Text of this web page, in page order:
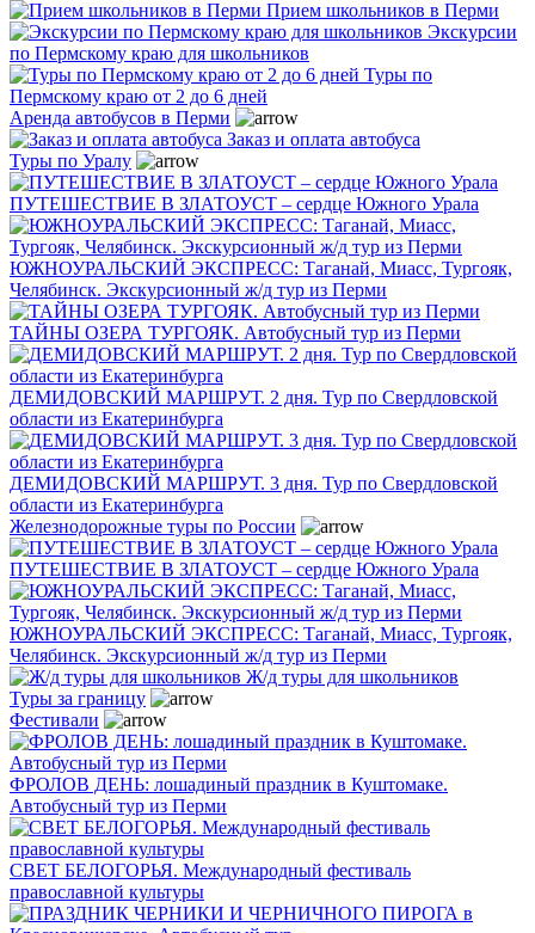
Прием школьников в Перми
Экскурсии
по Пермскому краю для школьников
Туры по
Пермскому краю от 2 до 6 дней
Аренда автобусов в Перми
Заказ и оплата автобуса
Туры по Уралу
ПУТЕШЕСТВИЕ В ЗЛАТОУСТ – сердце Южного Урала
ЮЖНОУРАЛЬСКИЙ ЭКСПРЕСС: Таганай, Миасс, Тургояк,
Челябинск. Экскурсионный ж/д тур из Перми
ТАЙНЫ ОЗЕРА ТУРГОЯК. Автобусный тур из Перми
ДЕМИДОВСКИЙ МАРШРУТ. 2 дня. Тур по Свердловской
области из Екатеринбурга
ДЕМИДОВСКИЙ МАРШРУТ. 3 дня. Тур по Свердловской
области из Екатеринбурга
Железнодорожные туры по России
ПУТЕШЕСТВИЕ В ЗЛАТОУСТ – сердце Южного Урала
ЮЖНОУРАЛЬСКИЙ ЭКСПРЕСС: Таганай, Миасс, Тургояк,
Челябинск. Экскурсионный ж/д тур из Перми
Ж/д туры для школьников
Туры за границу
Фестивали
ФРОЛОВ ДЕНЬ: лошадиный праздник в Куштомаке.
Автобусный тур из Перми
СВЕТ БЕЛОГОРЬЯ. Международный фестиваль
православной культуры